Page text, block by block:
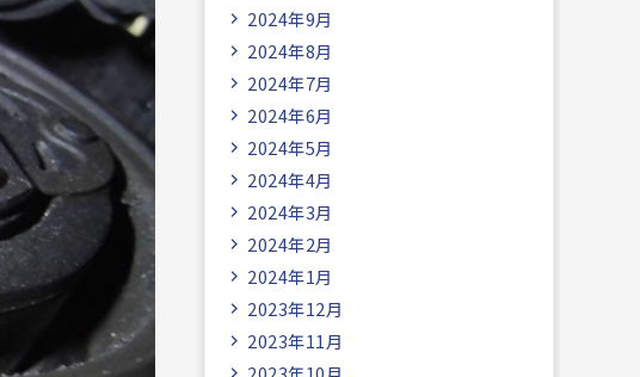
2024年9月
2024年8月
2024年7月
2024年6月
2024年5月
2024年4月
2024年3月
2024年2月
2024年1月
2023年12月
2023年11月